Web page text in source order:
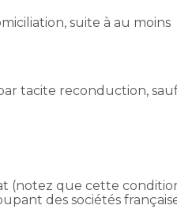
suite à au moins
tacite reconduction,
(notez que cette
des sociétés